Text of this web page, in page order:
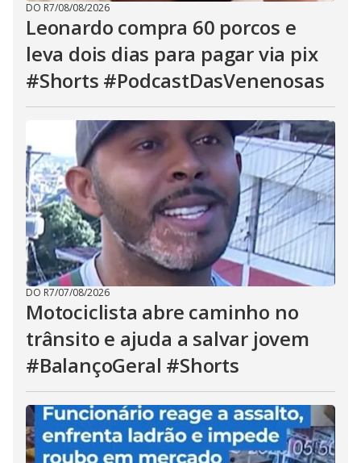
DO R7/08/08/2026
Leonardo compra 60 porcos e
leva dois dias para pagar via pix
#Shorts #PodcastDasVenenosas
DO R7/07/08/2026
Motociclista abre caminho no
trânsito e ajuda a salvar jovem
#BalançoGeral #Shorts